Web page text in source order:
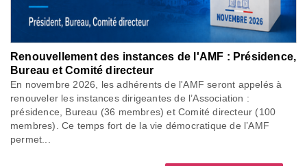
Renouvellement des instances de l'AMF : Présidence,
Bureau et Comité directeur
En novembre 2026, les adhérents de l'AMF seront appelés à
renouveler les instances dirigeantes de l’Association :
présidence, Bureau (36 membres) et Comité directeur (100
membres). Ce temps fort de la vie démocratique de l’AMF
permet...